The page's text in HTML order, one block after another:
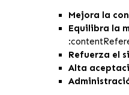
Mejora la
Equilibra la
Refuerza el
Alta